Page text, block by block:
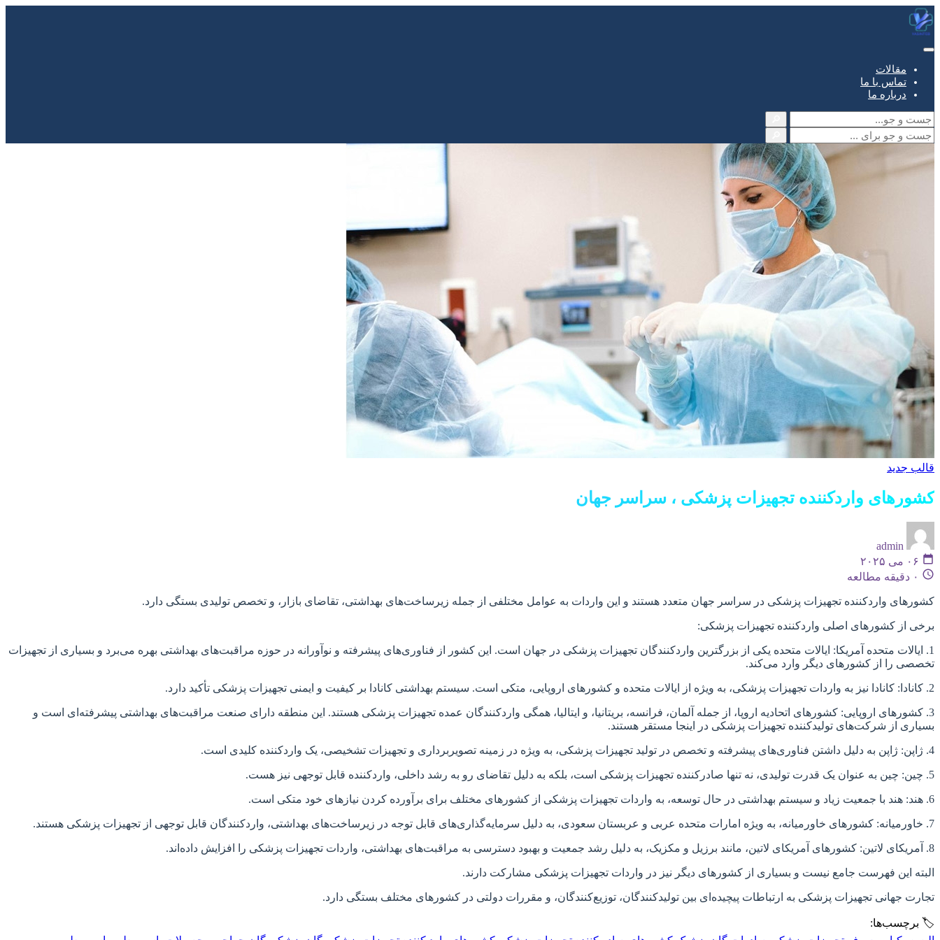
مقالات
تماس با ما
درباره ما
قالب جدید
کشورهای واردکننده تجهیزات پزشکی ، سراسر جهان
admin
۰۶ می ۲۰۲۵
۰ دقیقه مطالعه
کشورهای واردکننده تجهیزات پزشکی در سراسر جهان متعدد هستند و این واردات به عوامل مختلفی از جمله زیرساخت‌های بهداشتی، تقاضای بازار، و تخصص تولیدی بستگی دارد.
برخی از کشورهای اصلی واردکننده تجهیزات پزشکی:
1. ایالات متحده آمریکا: ایالات متحده یکی از بزرگترین واردکنندگان تجهیزات پزشکی در جهان است. این کشور از فناوری‌های پیشرفته و نوآورانه در حوزه مراقبت‌های بهداشتی بهره می‌برد و بسیاری از تجهیزات
تخصصی را از کشورهای دیگر وارد می‌کند.
2. کانادا: کانادا نیز به واردات تجهیزات پزشکی، به ویژه از ایالات متحده و کشورهای اروپایی، متکی است. سیستم بهداشتی کانادا بر کیفیت و ایمنی تجهیزات پزشکی تأکید دارد.
3. کشورهای اروپایی: کشورهای اتحادیه اروپا، از جمله آلمان، فرانسه، بریتانیا، و ایتالیا، همگی واردکنندگان عمده تجهیزات پزشکی هستند. این منطقه دارای صنعت مراقبت‌های بهداشتی پیشرفته‌ای است و
بسیاری از شرکت‌های تولیدکننده تجهیزات پزشکی در اینجا مستقر هستند.
4. ژاپن: ژاپن به دلیل داشتن فناوری‌های پیشرفته و تخصص در تولید تجهیزات پزشکی، به ویژه در زمینه تصویربرداری و تجهیزات تشخیصی، یک واردکننده کلیدی است.
5. چین: چین به عنوان یک قدرت تولیدی، نه تنها صادرکننده تجهیزات پزشکی است، بلکه به دلیل تقاضای رو به رشد داخلی، واردکننده قابل توجهی نیز هست.
6. هند: هند با جمعیت زیاد و سیستم بهداشتی در حال توسعه، به واردات تجهیزات پزشکی از کشورهای مختلف برای برآورده کردن نیازهای خود متکی است.
7. خاورمیانه: کشورهای خاورمیانه، به ویژه امارات متحده عربی و عربستان سعودی، به دلیل سرمایه‌گذاری‌های قابل توجه در زیرساخت‌های بهداشتی، واردکنندگان قابل توجهی از تجهیزات پزشکی هستند.
8. آمریکای لاتین: کشورهای آمریکای لاتین، مانند برزیل و مکزیک، به دلیل رشد جمعیت و بهبود دسترسی به مراقبت‌های بهداشتی، واردات تجهیزات پزشکی را افزایش داده‌اند.
البته این فهرست جامع نیست و بسیاری از کشورهای دیگر نیز در واردات تجهیزات پزشکی مشارکت دارند.
تجارت جهانی تجهیزات پزشکی به ارتباطات پیچیده‌ای بین تولیدکنندگان، توزیع‌کنندگان، و مقررات دولتی در کشورهای مختلف بستگی دارد.
🏷️ برچسب‌ها: